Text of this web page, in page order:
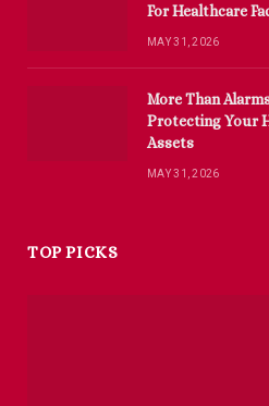
For Healthcare
MAY 31, 2026
More Than
Protecting Your
Assets
MAY 31, 2026
TOP PICKS